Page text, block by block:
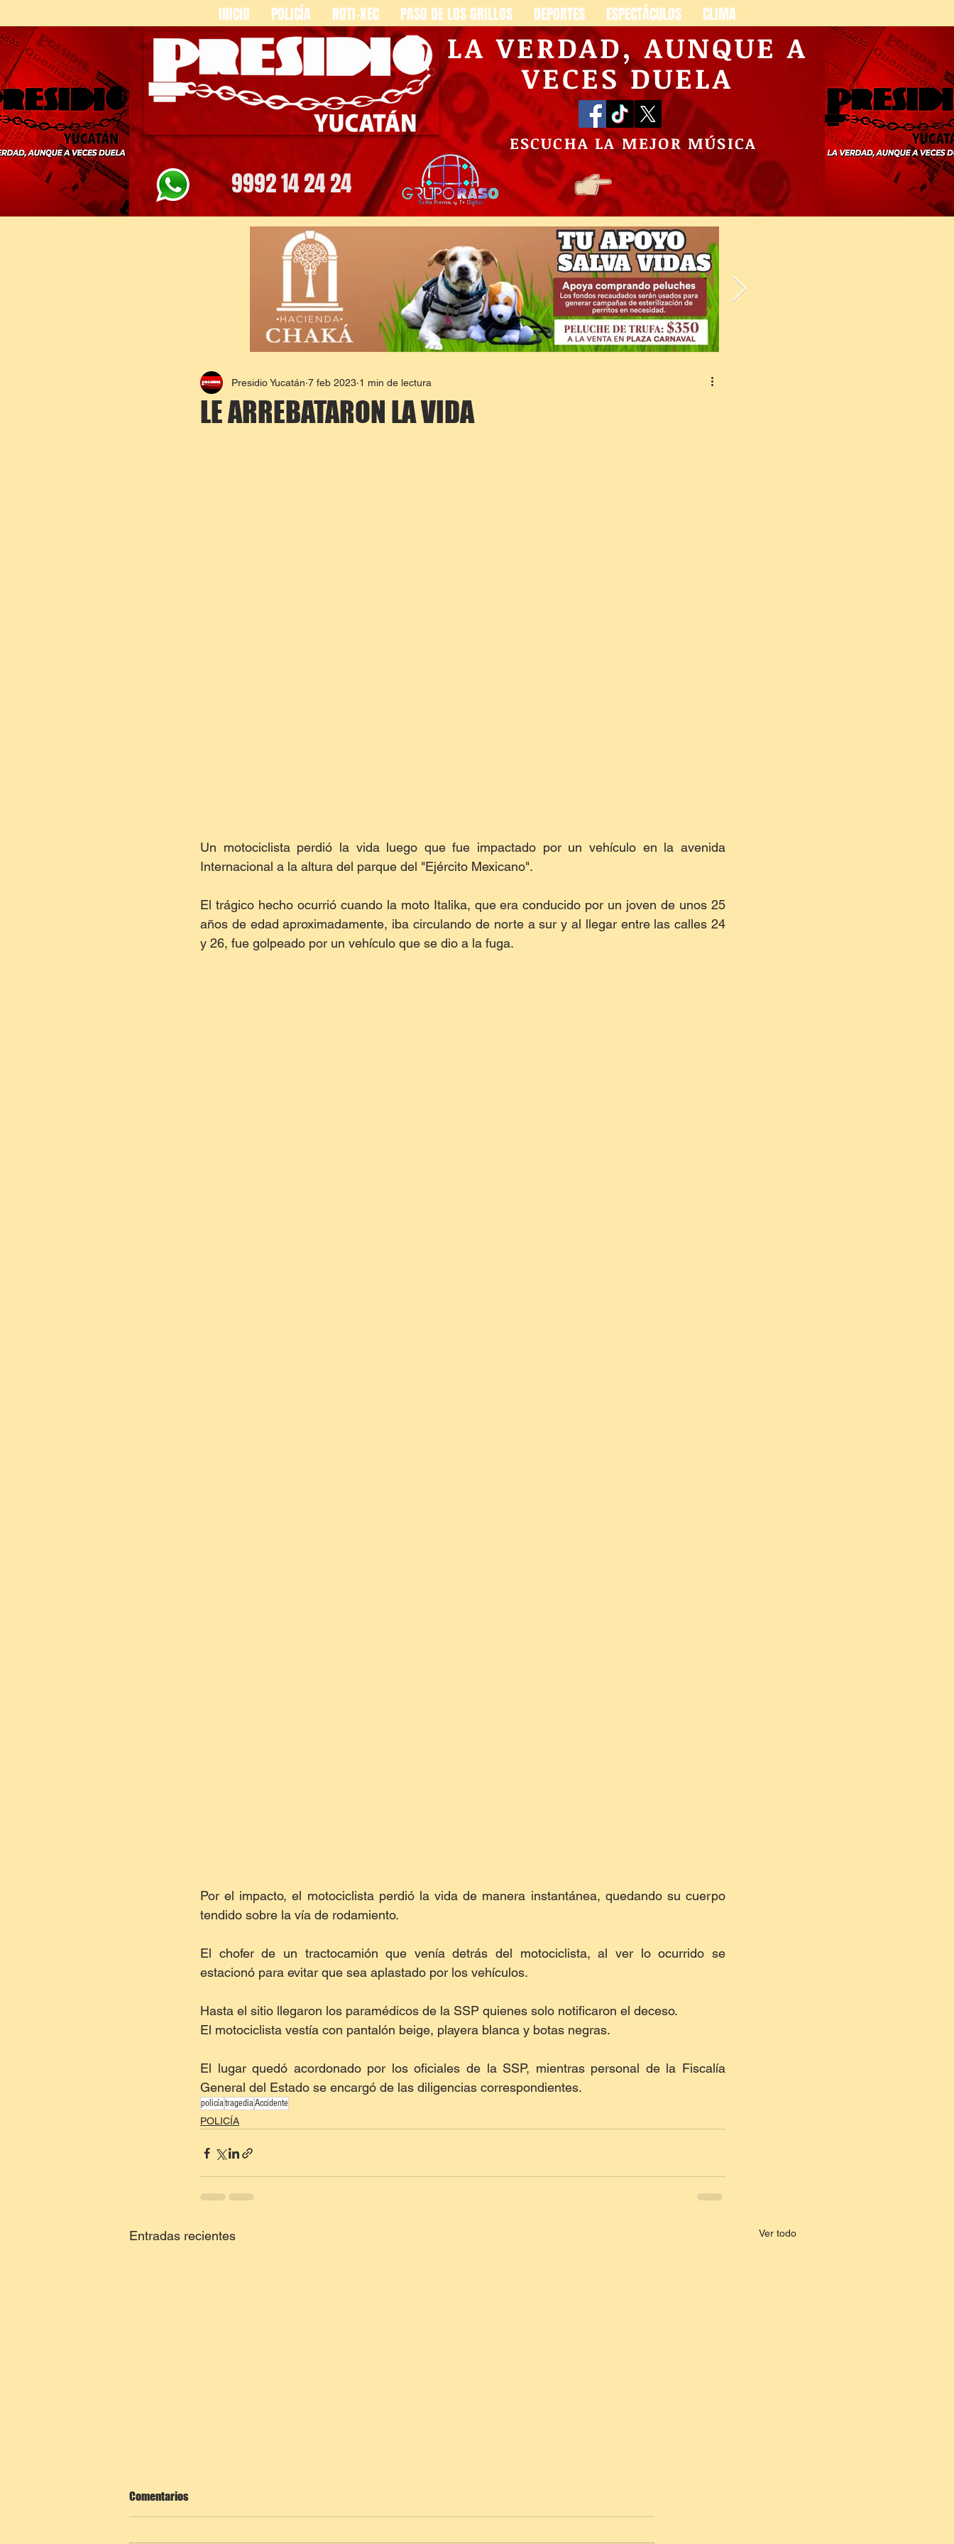
INICIO POLICÍA NOTI-XEC PASO DE LOS GRILLOS DEPORTES ESPECTÁCULOS CLIMA
LA VERDAD, AUNQUE A
VECES DUELA
ESCUCHA LA MEJOR MÚSICA
9992 14 24 24
LE ARREBATARON LA VIDA
Presidio Yucatán 7 feb 2023 1 min de lectura
Un motociclista perdió la vida luego que fue impactado por un vehículo en la avenida
Internacional a la altura del parque del "Ejército Mexicano".
El trágico hecho ocurrió cuando la moto Italika, que era conducido por un joven de unos 25
años de edad aproximadamente, iba circulando de norte a sur y al llegar entre las calles 24
y 26, fue golpeado por un vehículo que se dio a la fuga.
Por el impacto, el motociclista perdió la vida de manera instantánea, quedando su cuerpo
tendido sobre la vía de rodamiento.
El chofer de un tractocamión que venía detrás del motociclista, al ver lo ocurrido se
estacionó para evitar que sea aplastado por los vehículos.
Hasta el sitio llegaron los paramédicos de la SSP quienes solo notificaron el deceso.
El motociclista vestía con pantalón beige, playera blanca y botas negras.
El lugar quedó acordonado por los oficiales de la SSP, mientras personal de la Fiscalía
General del Estado se encargó de las diligencias correspondientes.
policíatragediaAccidente
POLICÍA
Entradas recientes Ver todo
Comentarios